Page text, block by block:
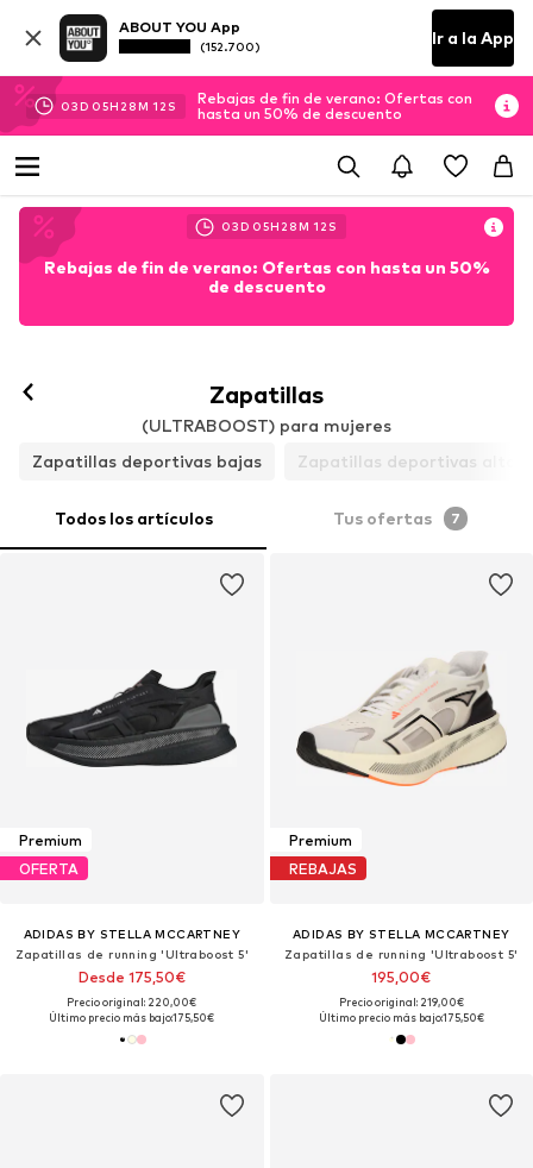
ABOUT YOU App
(152.700) Ir a la App
03D 05H 28M 10 S
Rebajas de fin de verano: Ofertas con
hasta un 50% de descuento
03D 05H 28M 10 S
Rebajas de fin de verano: Ofertas con hasta un 50%
de descuento
Zapatillas
(ULTRABOOST) para mujeres
Zapatillas deportivas bajas
Zapatillas deportivas altas
Todos los artículos Tus ofertas 7
Premium
OFERTA
ADIDAS BY STELLA MCCARTNEY
Zapatillas de running 'Ultraboost 5'
Desde 175,50€
Precio original: 220,00€
Último precio más bajo:175,50€
Premium
REBAJAS
ADIDAS BY STELLA MCCARTNEY
Zapatillas de running 'Ultraboost 5'
195,00€
Precio original: 219,00€
Último precio más bajo:175,50€